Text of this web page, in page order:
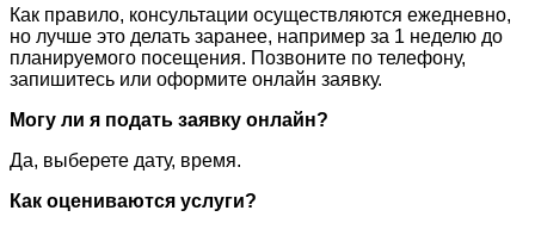
Как правило, консультации осуществляются ежедневно,
но лучше это делать заранее, например за 1 неделю до
планируемого посещения. Позвоните по телефону,
запишитесь или оформите онлайн заявку.
Могу ли я подать заявку онлайн?
Да, выберете дату, время.
Как оцениваются услуги?